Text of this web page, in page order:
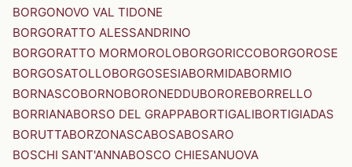
BORGONOVO VAL TIDONE
BORGORATTO ALESSANDRINO
BORGORATTO MORMOROLOBORGORICCOBORGOROSE
BORGOSATOLLOBORGOSESIABORMIDABORMIO
BORNASCOBORNOBORONEDDUBOROREBORRELLO
BORRIANABORSO DEL GRAPPABORTIGALIBORTIGIADAS
BORUTTABORZONASCABOSABOSARO
BOSCHI SANT'ANNABOSCO CHIESANUOVA